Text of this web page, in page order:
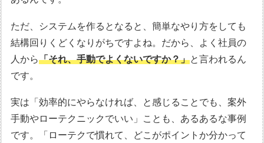
ただ、システムを作るとなると、簡単なやり方をしても
結構回りくどくなりがちですよね。だから、よく社員の
人から「それ、手動でよくないですか？」と言われるん
です。
実は「効率的にやらなければ、と感じることでも、案外
手動やローテクニックでいい」ことも、あるあるな事例
です。「ローテクで慣れて、どこがポイントか分かって